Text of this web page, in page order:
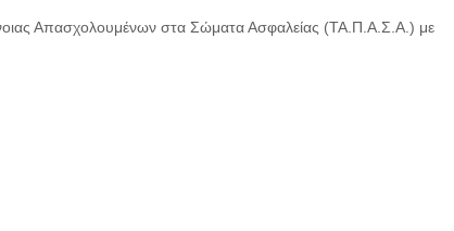
Απασχολουμένων στα Σώματα Ασφαλείας (ΤΑ.Π.Α.Σ.Α.) με